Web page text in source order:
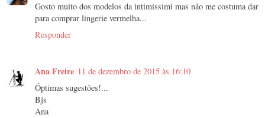
Gosto muito dos modelos da intimissimi mas não me costuma dar
para comprar lingerie vermelha...
Responder
Ana Freire 11 de dezembro de 2015 às 16:10
Óptimas sugestões!...
Bjs
Ana